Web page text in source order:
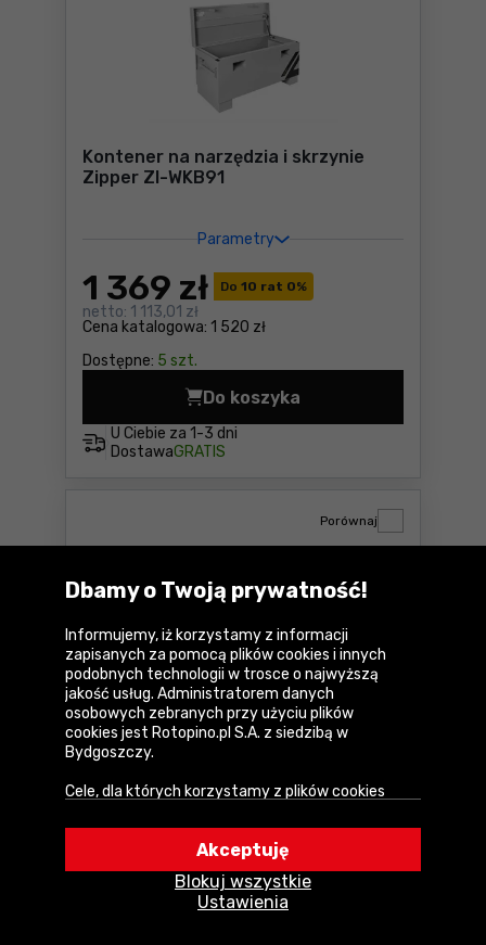
Kontener na narzędzia i skrzynie
Zipper ZI-WKB91
Parametry
Do 10 rat 0%
Cena katalogowa: 1 520 zł
1 369 zł
netto: 1 113,01 zł
Dostępne: 5 szt.
U Ciebie za 1-3 dni
DostawaGRATIS
Do koszyka
Kontener na narzędzia i
Pilarka stołowa Zipper ZI-TS315-400
Parametry
Do10 rat 0%
Cena katalogowa:1 550 zł
1 409zł
1 145,53 zł
Porównaj
Dbamy o Twoją prywatność!
Informujemy, iż korzystamy z informacji
zapisanych za pomocą plików cookies i innych
podobnych technologii w trosce o najwyższą
jakość usług. Administratorem danych
osobowych zebranych przy użyciu plików
cookies jest Rotopino.pl S.A. z siedzibą w
Bydgoszczy.
Cele, dla których korzystamy z plików cookies
• Uwierzytelnienie użytkowników w serwisie,
• Optymalizowanie wydajności i szybkości
działania serwisu i usług,Ustawienia
Blokuj wszystkie
Akceptuję